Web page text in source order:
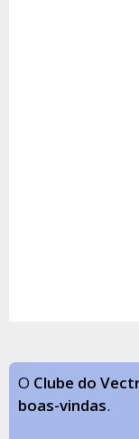
O Clube do
boas-vindas.